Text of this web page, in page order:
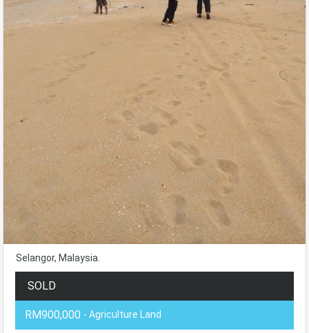
Selangor, Malaysia.
SOLD
RM900,000 - Agriculture Land